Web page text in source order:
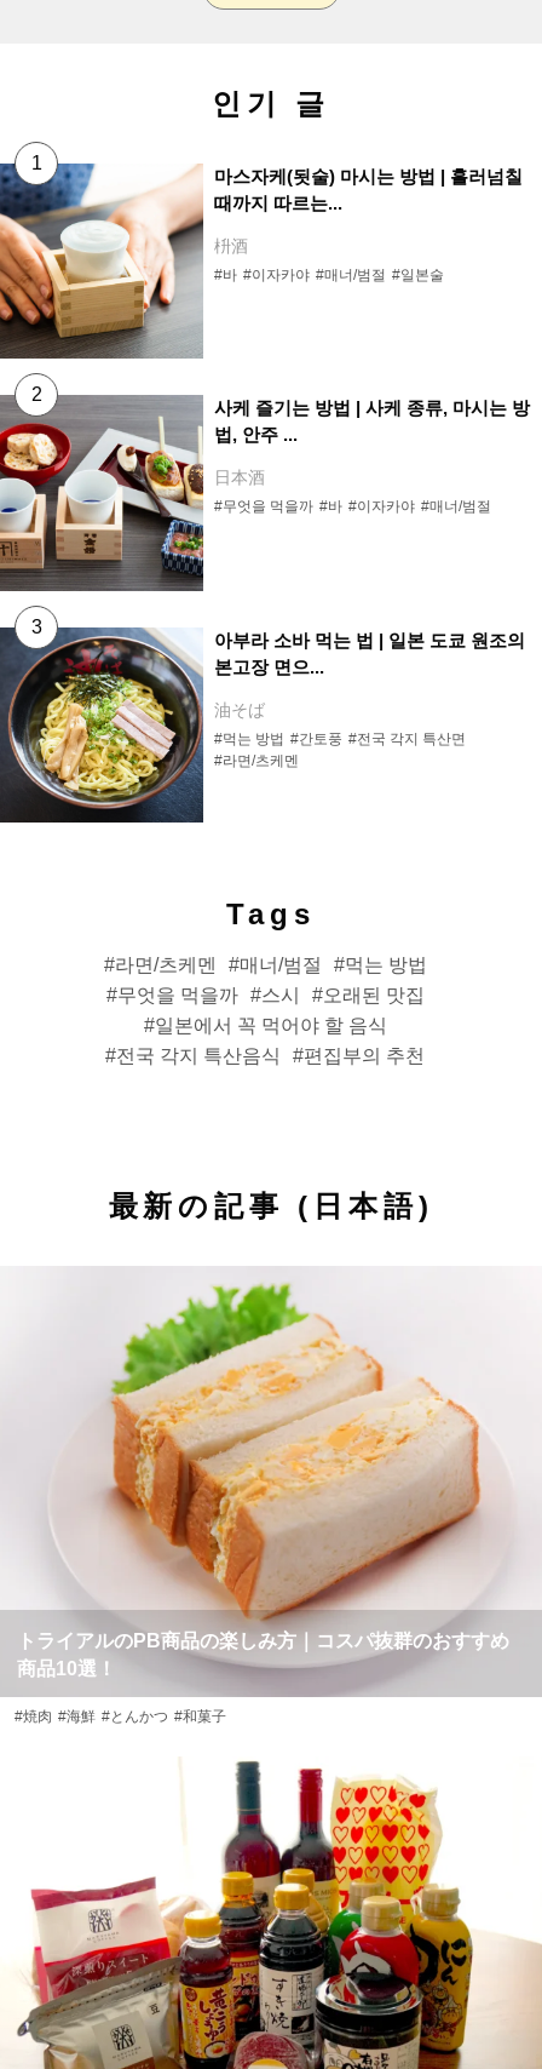
인기 글
마스자케(됫술) 마시는 방법 | 흘러넘칠
때까지 따르는...
枡酒
#바 #이자카야 #매너/범절 #일본술
사케 즐기는 방법 | 사케 종류, 마시는 방
법, 안주 ...
日本酒
#무엇을 먹을까 #바 #이자카야 #매너/범절
아부라 소바 먹는 법 | 일본 도쿄 원조의
본고장 면으...
油そば
#먹는 방법 #간토풍 #전국 각지 특산면
#라면/츠케멘
Tags
라면/츠케멘 매너/범절
먹는 방법
무엇을 먹을까
스시
오래된 맛집
일본에서 꼭 먹어야 할 음식
전국 각지 특산음식
편집부의 추천
最新の記事 (日本語)
トライアルのPB商品の楽しみ方｜コスパ抜群のおすすめ
商品10選！
#焼肉 #海鮮 #とんかつ #和菓子